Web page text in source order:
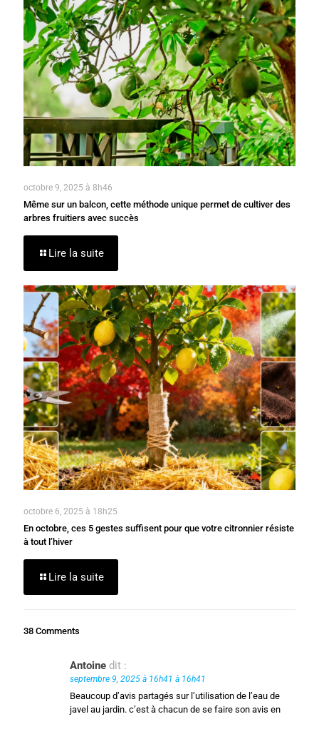
octobre 9, 2025 à 8h46
Même sur un balcon, cette méthode unique permet de cultiver des
arbres fruitiers avec succès
Lire la suite
octobre 6, 2025 à 18h25
En octobre, ces 5 gestes suffisent pour que votre citronnier résiste
à tout l’hiver
Lire la suite
38 Comments
Antoine dit :
septembre 9, 2025 à 16h41 à 16h41
Beaucoup d’avis partagés sur l’utilisation de l’eau de
javel au jardin. c’est à chacun de se faire son avis en